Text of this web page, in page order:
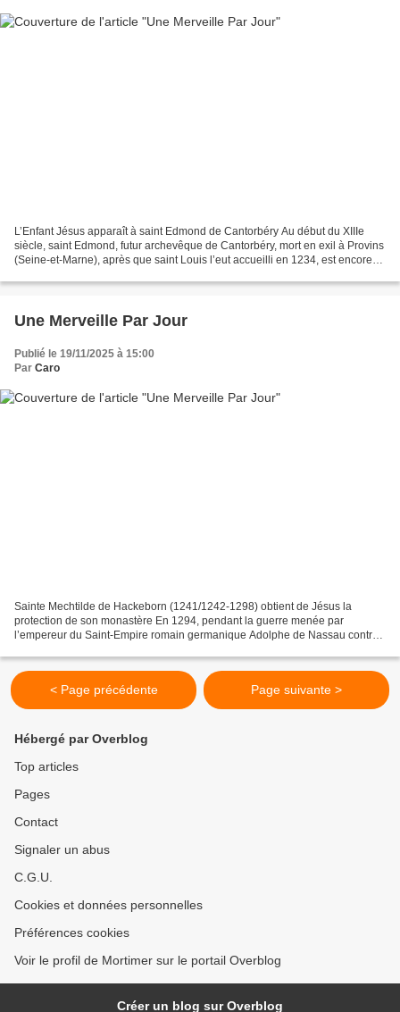
L’Enfant Jésus apparaît à saint Edmond de Cantorbéry Au début du XIIIe
siècle, saint Edmond, futur archevêque de Cantorbéry, mort en exil à Provins
(Seine-et-Marne), après que saint Louis l’eut accueilli en 1234, est encore
Une Merveille Par Jour
Publié le 19/11/2025 à 15:00
Par Caro
Sainte Mechtilde de Hackeborn (1241/1242-1298) obtient de Jésus la
protection de son monastère En 1294, pendant la guerre menée par
l’empereur du Saint-Empire romain germanique Adolphe de Nassau contre
< Page précédente Page suivante >
Hébergé par Overblog
Top articles
Pages
Contact
Signaler un abus
C.G.U.
Cookies et données personnelles
Préférences cookies
Voir le profil de Mortimer sur le portail Overblog
Créer un blog sur Overblog